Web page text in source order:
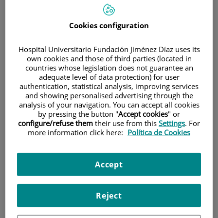
CURRENT EVENTS|
LA ONCE Y EL INSTITUTO DE INVESTIGACIÓN
LA INVESTIGACIÓN SOBRE PATOLOGÍAS CAUSANTES DE
CEGUERA
La ONCE y el Instituto de
Investigación Sanitaria
Fundación Jiménez Díaz
colaboran en la
investigación sobre
patologías causantes de
Cookies configuration
Hospital Universitario Fundación Jiménez Díaz uses its
own cookies and those of third parties (located in
countries whose legislation does not guarantee an
adequate level of data protection) for user
authentication, statistical analysis, improving services
and showing personalised advertising through the
analysis of your navigation. You can accept all cookies
by pressing the button "Accept cookies" or
configure/refuse them their use from this Settings. For
more information click here: Política de Cookies
Reject
Accept